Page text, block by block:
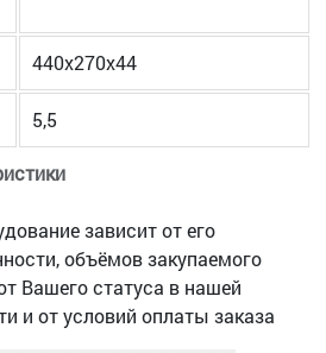
440х270х44
5,5
зависит от его
объёмов закупаемого
Вашего статуса в нашей
и от условий оплаты заказа